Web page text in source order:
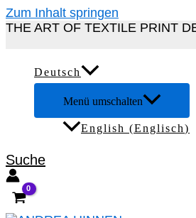
Zum Inhalt springen
THE ART OF TEXTILE PRINT
Deutsch
Menü umschalten
English (Englisch)
Suche